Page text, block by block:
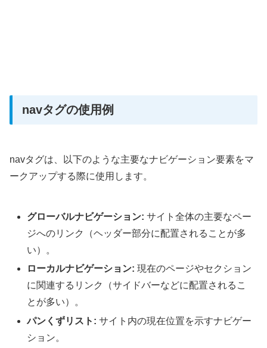
navタグの使用例
navタグは、以下のような主要なナビゲーション要素をマ
ークアップする際に使用します。
グローバルナビゲーション: サイト全体の主要なペー
ジへのリンク（ヘッダー部分に配置されることが多
い）。
ローカルナビゲーション: 現在のページやセクション
に関連するリンク（サイドバーなどに配置されるこ
とが多い）。
パンくずリスト: サイト内の現在位置を示すナビゲー
ション。